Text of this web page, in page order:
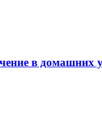
в домашних